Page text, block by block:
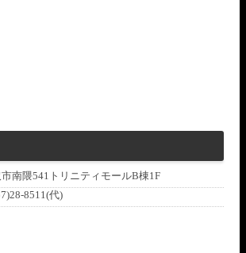
南隈541トリニティモールB棟1F
8511(代)